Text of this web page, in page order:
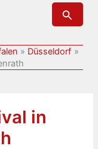
Suchen
Düsseldorf
in